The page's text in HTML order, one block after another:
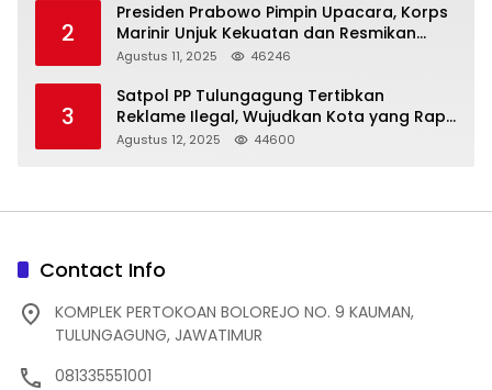
2
Presiden Prabowo Pimpin Upacara, Korps
Marinir Unjuk Kekuatan dan Resmikan
Struktur Baru
Agustus 11, 2025 46246
3
Satpol PP Tulungagung Tertibkan
Reklame Ilegal, Wujudkan Kota yang Rapi
dan Indah
Agustus 12, 2025 44600
Contact Info
KOMPLEK PERTOKOAN BOLOREJO NO. 9 KAUMAN,
TULUNGAGUNG, JAWATIMUR
081335551001